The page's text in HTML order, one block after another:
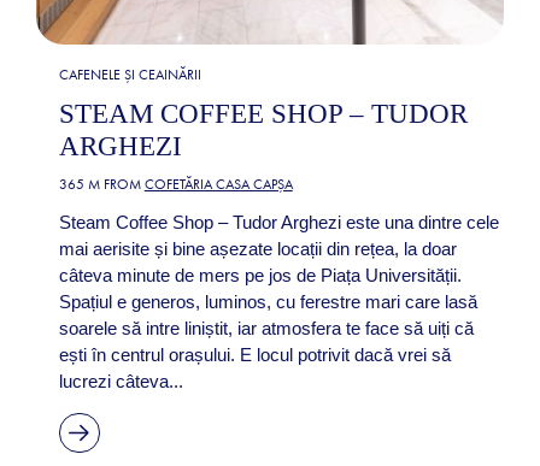
CAFENELE ȘI CEAINĂRII
STEAM COFFEE SHOP – TUDOR
ARGHEZI
365 M FROM COFETĂRIA CASA CAPȘA
Steam Coffee Shop – Tudor Arghezi este una dintre cele
mai aerisite și bine așezate locații din rețea, la doar
câteva minute de mers pe jos de Piața Universității.
Spațiul e generos, luminos, cu ferestre mari care lasă
soarele să intre liniștit, iar atmosfera te face să uiți că
ești în centrul orașului. E locul potrivit dacă vrei să
lucrezi câteva...